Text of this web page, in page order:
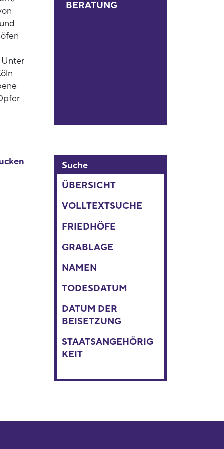
BERATUNG
Suche
ÜBERSICHT
VOLLTEXTSUCHE
FRIEDHÖFE
GRABLAGE
NAMEN
TODESDATUM
DATUM DER
BEISETZUNG
STAATSANGEHÖRIG
KEIT